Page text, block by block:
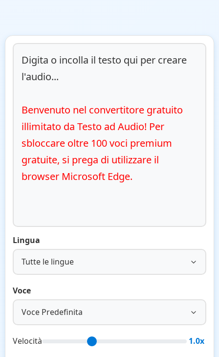
Digita o incolla il testo qui per creare
l'audio...
Benvenuto nel convertitore gratuito
illimitato da Testo ad Audio! Per
sbloccare oltre 100 voci premium
gratuite, si prega di utilizzare il
browser Microsoft Edge.
Lingua
Tutte le lingue
Voce
Voce Predefinita
Velocità 1.0x